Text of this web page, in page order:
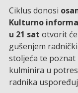
Ciklus donosi
Kulturno
u 21 sat otvorit
gušenjem
stoljeća te
kulminira u
radnika